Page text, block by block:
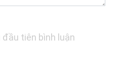
tiên bình luận